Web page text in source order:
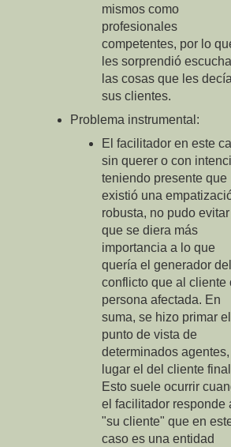
mismos como
profesionales
competentes, por lo
les sorprendió
las cosas que les
sus clientes.
Problema instrumental:
El facilitador en este
sin querer o con
teniendo presente que
existió una
robusta, no pudo evitar
que se diera más
importancia a lo que
quería el generador del
conflicto que al cliente
persona afectada. En
suma, se hizo primar el
punto de vista de
determinados agentes,
lugar el del cliente
Esto suele ocurrir
el facilitador responde
"su cliente" que en
caso es una entidad